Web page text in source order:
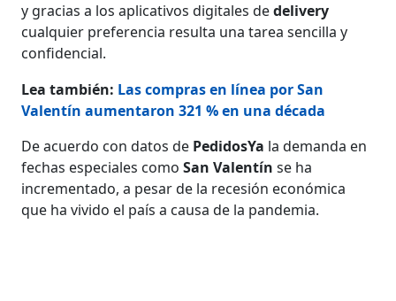
y gracias a los aplicativos digitales dedelivery
cualquier preferencia resulta una tarea sencilla y
confidencial.
Lea también: Las compras en línea por San
Valentín aumentaron 321 % en una década
De acuerdo con datos de PedidosYa la demanda en
fechas especiales comoSan Valentín se ha
incrementado, a pesar de la recesión económica
que ha vivido el país a causa de la pandemia.